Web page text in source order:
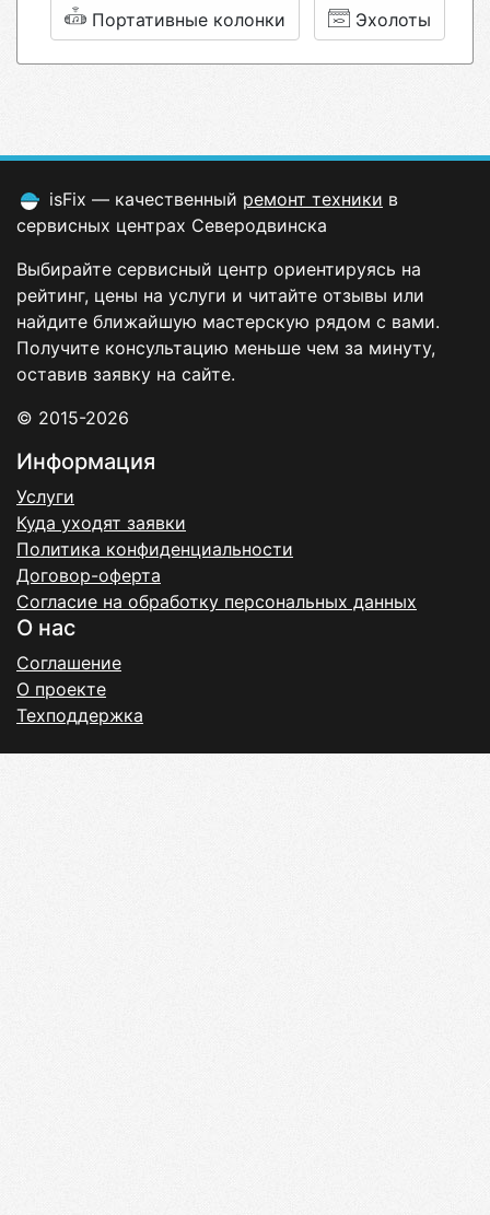
Портативные колонки Эхолоты
isFix — качественный ремонт техники в
сервисных центрах Северодвинска
Выбирайте сервисный центр ориентируясь на
рейтинг, цены на услуги и читайте отзывы или
найдите ближайшую мастерскую рядом с вами.
Получите консультацию меньше чем за минуту,
оставив заявку на сайте.
© 2015-2026
Информация
Услуги
Куда уходят заявки
Политика конфиденциальности
Договор-оферта
Согласие на обработку персональных данных
О нас
Соглашение
О проекте
Техподдержка